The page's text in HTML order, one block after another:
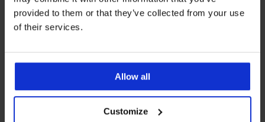
provided to them or that they’ve collected from your use
of their services.
Allow all
Customize